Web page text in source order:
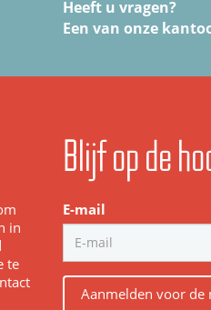
Heeft u vragen?
Een van onze
in
te
Blijf op de
E-mail
Aanmelden voor de